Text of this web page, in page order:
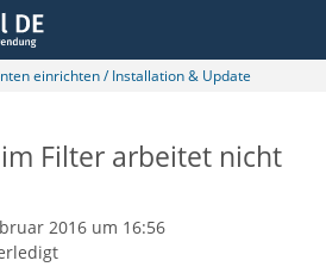
einrichten / Installation & Update
Filter arbeitet nicht
2016 um 16:56